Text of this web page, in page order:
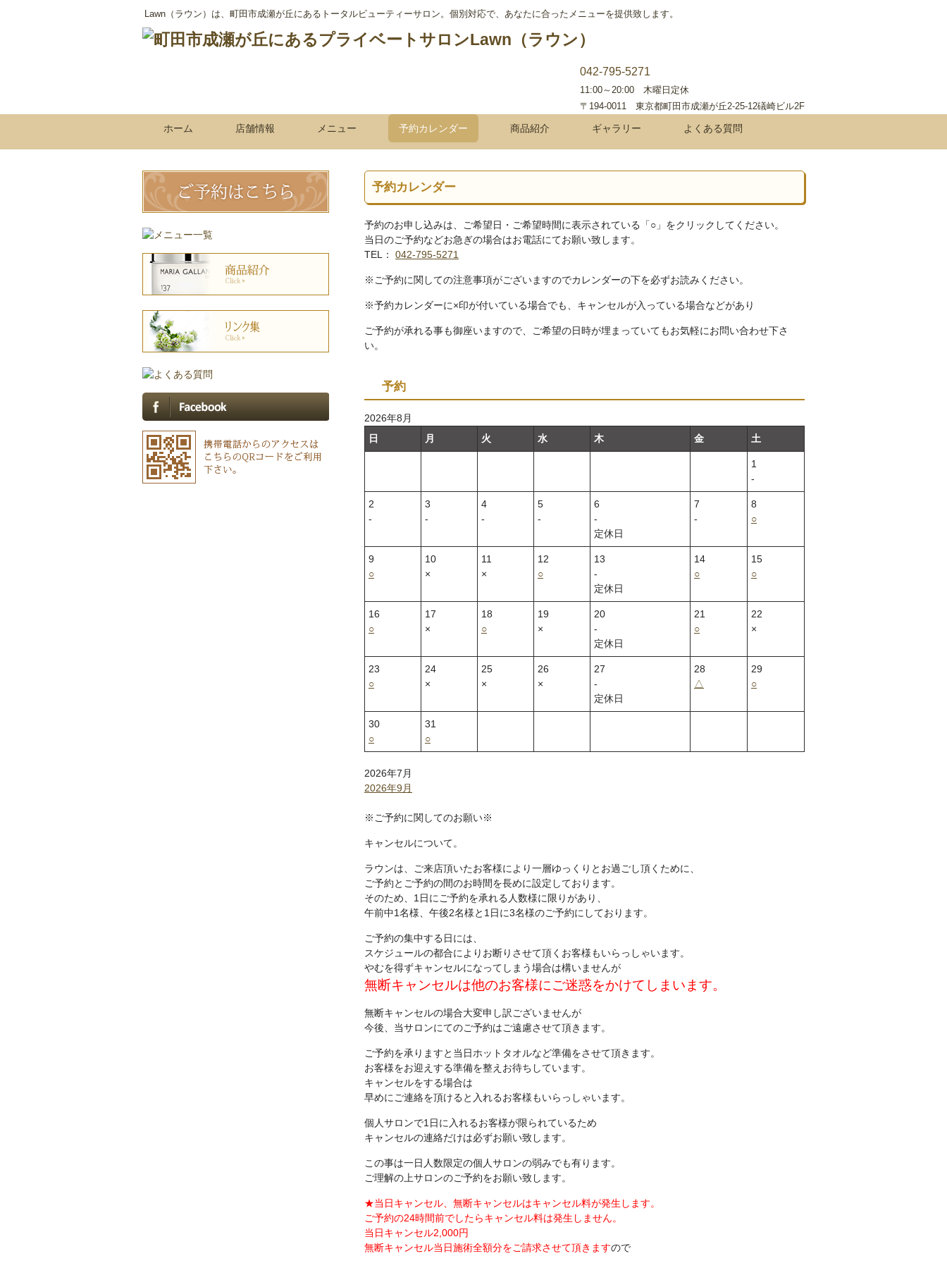
Lawn（ラウン）は、町田市成瀬が丘にあるトータルビューティーサロン。個別対応で、あなたに合ったメニューを提供致します。
042-795-5271
11:00～20:00 木曜日定休
〒194-0011 東京都町田市成瀬が丘2-25-12礒崎ビル2F
ホーム 店舗情報 メニュー 予約カレンダー 商品紹介 ギャラリー よくある質問
予約カレンダー
予約のお申し込みは、ご希望日・ご希望時間に表示されている「○」をクリックしてください。
当日のご予約などお急ぎの場合はお電話にてお願い致します。
TEL： 042-795-5271
※ご予約に関しての注意事項がございますのでカレンダーの下を必ずお読みください。
※予約カレンダーに×印が付いている場合でも、キャンセルが入っている場合などがあり
ご予約が承れる事も御座いますので、ご希望の日時が埋まっていてもお気軽にお問い合わせ下さ
い。
予約
2026年8月
日
月 火 水 木 金 土
1
‐
2
‐
3
‐
4
‐
5
‐
6
‐
定休日
7
‐
8
○
9
○
10
×
11
×
12
○
13
‐
定休日
14
○
15
○
16
○
17
×
18
○
19
×
20
‐
定休日
21
○
22
×
23
○
24
×
25
×
26
×
27
‐
定休日
28
△
29
○
30
○
31
○
2026年7月
2026年9月
※ご予約に関してのお願い※
キャンセルについて。
ラウンは、ご来店頂いたお客様により一層ゆっくりとお過ごし頂くために、
ご予約とご予約の間のお時間を長めに設定しております。
そのため、1日にご予約を承れる人数様に限りがあり、
午前中1名様、午後2名様と1日に3名様のご予約にしております。
ご予約の集中する日には、
スケジュールの都合によりお断りさせて頂くお客様もいらっしゃいます。
やむを得ずキャンセルになってしまう場合は構いませんが
無断キャンセルは他のお客様にご迷惑をかけてしまいます。
無断キャンセルの場合大変申し訳ございませんが
今後、当サロンにてのご予約はご遠慮させて頂きます。
ご予約を承りますと当日ホットタオルなど準備をさせて頂きます。
お客様をお迎えする準備を整えお待ちしています。
キャンセルをする場合は
早めにご連絡を頂けると入れるお客様もいらっしゃいます。
個人サロンで1日に入れるお客様が限られているため
キャンセルの連絡だけは必ずお願い致します。
この事は一日人数限定の個人サロンの弱みでも有ります。
ご理解の上サロンのご予約をお願い致します。
★当日キャンセル、無断キャンセルはキャンセル料が発生します。
ご予約の24時間前でしたらキャンセル料は発生しません。
当日キャンセル2,000円
無断キャンセル当日施術全額分をご請求させて頂きますので